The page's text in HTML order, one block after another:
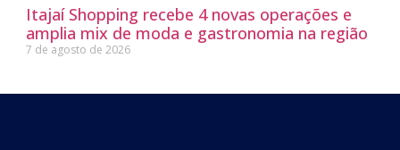
Itajaí Shopping recebe 4 novas operações e
amplia mix de moda e gastronomia na região
7 de agosto de 2026